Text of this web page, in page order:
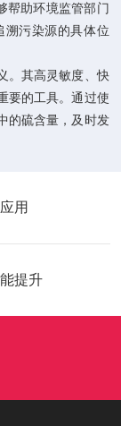
助环境监管部门
溯污染源的具体位
其高灵敏度、快
要的工具。通过使
的硫含量，及时发
用
提升